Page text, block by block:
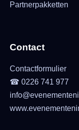
Partnerpakketten
Contact
Contactformulier
☎ 0226 741 977